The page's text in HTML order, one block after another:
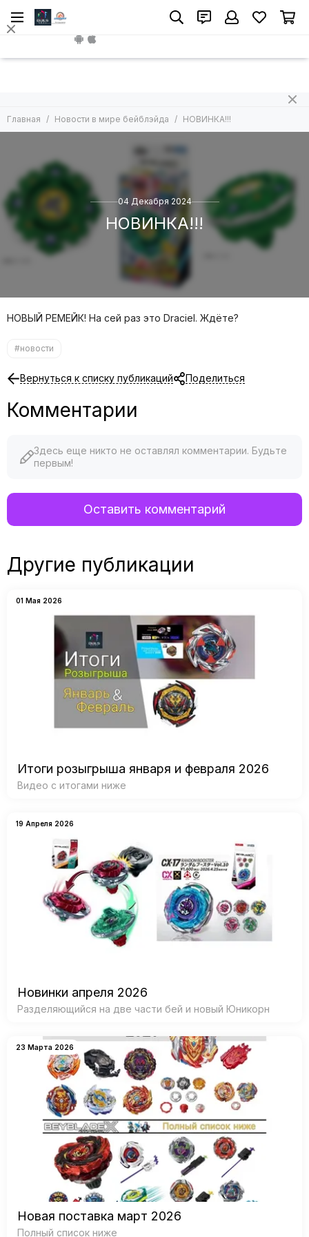
Главная Новости в мире бейблэйда НОВИНКА!!!
04 Декабря 2024
НОВИНКА!!!
НОВЫЙ РЕМЕЙК! На сей раз это Draciel. Ждёте?
#новости
Вернуться к списку публикаций Поделиться
Комментарии
Здесь еще никто не оставлял комментарии. Будьте
первым!
Оставить комментарий
Другие публикации
01 Мая 2026
Итоги розыгрыша января и февраля 2026
Видео с итогами ниже
19 Апреля 2026
Новинки апреля 2026
Разделяющийся на две части бей и новый Юникорн
23 Марта 2026
Новая поставка март 2026
Полный список ниже